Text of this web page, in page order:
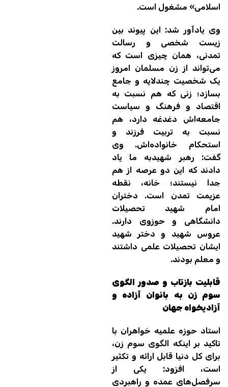
اسلامی» مشغول است.
وی یادآور شد: این پیوند بین
زیست شخصی و رسالت
تمدنی، همان چیزی است که
می‌تواند از زن مسلمان امروز
یک شخصیت چندلایه و جامع
بسازد؛ زنی که هم نسبت به
اقتصاد و فرهنگ و سیاست
جامعه‌اش دغدغه دارد، هم
نسبت به تربیت فرزند و
استحکام خانواده‌اش. وی
گفت: رهبر شهیدبه ما یاد
دادند که این دو عرصه از هم
جدا نیستند؛ خانه، نقطه
عزیمت تمدن است. دختران
امام شهید تحصیلات
دانشگاهی و حوزوی دارند.
عروس شهید و دختر شهید
ایشان تحصیلات علمی داشتند
و معلم بودند.
قابلیت بازتاب و صدور الگوی
سوم زن به بانوان آزاده و
آزادیخواه جهان
استاد حوزه علمیه خواهران با
تاکید بر اینکه الگوی سوم زن،
برای کل دنیا قابل ارائه و تکثیر
است، افزود: یکی از
سرفصل‌های عمده و راهبردی